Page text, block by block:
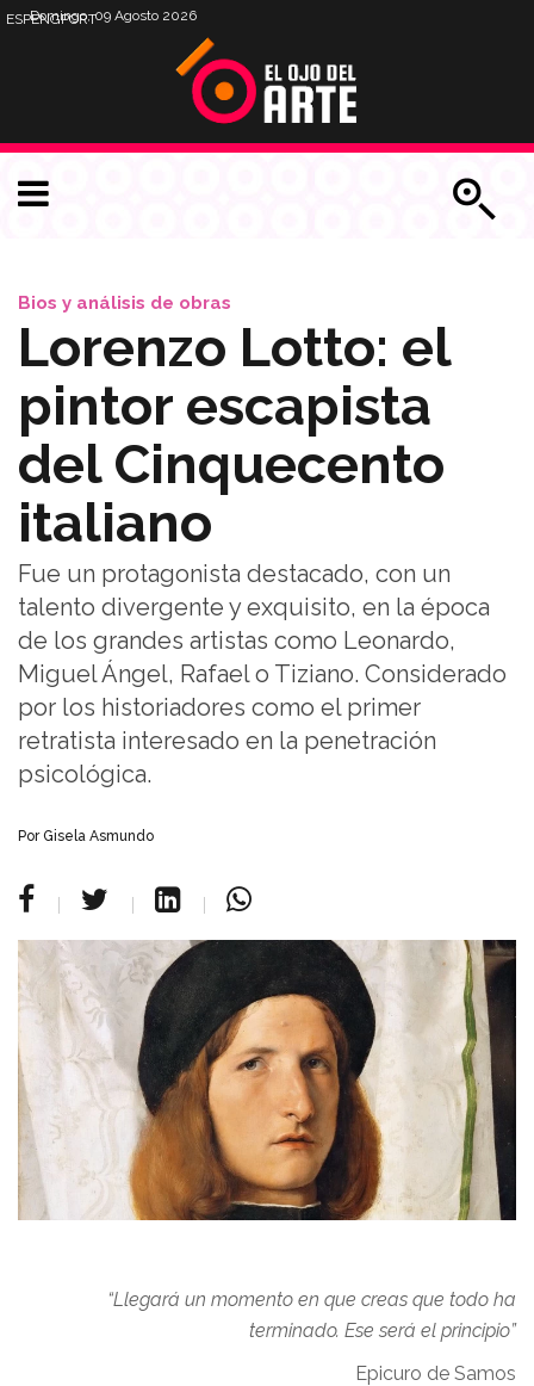
Domingo, 09 Agosto 2026
ESPENGPORT
Bios y análisis de obras
Lorenzo Lotto: el
pintor escapista
del Cinquecento
italiano
Fue un protagonista destacado, con un
talento divergente y exquisito, en la época
de los grandes artistas como Leonardo,
Miguel Ángel, Rafael o Tiziano. Considerado
por los historiadores como el primer
retratista interesado en la penetración
psicológica.
Por Gisela Asmundo
“Llegará un momento en que creas que todo ha
terminado. Ese será el principio”
Epicuro de Samos